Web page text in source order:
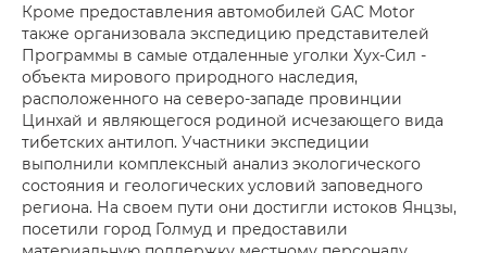
Кроме предоставления автомобилей GAC Motor
также организовала экспедицию представителей
Программы в самые отдаленные уголки Хух-Сил -
объекта мирового природного наследия,
расположенного на северо-западе провинции
Цинхай и являющегося родиной исчезающего вида
тибетских антилоп. Участники экспедиции
выполнили комплексный анализ экологического
состояния и геологических условий заповедного
региона. На своем пути они достигли истоков Янцзы,
посетили город Голмуд и предоставили